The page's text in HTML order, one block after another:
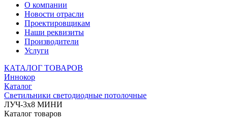
О компании
Новости отрасли
Проектировщикам
Наши реквизиты
Производители
Услуги
КАТАЛОГ ТОВАРОВ
Иннокор
Каталог
Светильники светодиодные потолочные
ЛУЧ-3х8 МИНИ
Каталог товаров